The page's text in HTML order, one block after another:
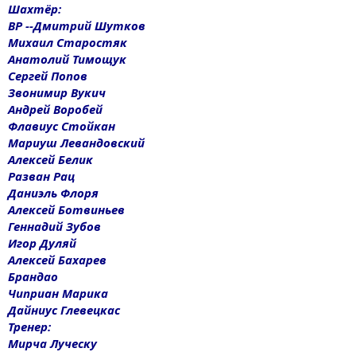
Шахтёр:
ВР --Дмитрий Шутков
Михаил Старостяк
Анатолий Тимощук
Сергей Попов
Звонимир Вукич
Андрей Воробей
Флавиус Стойкан
Мариуш Левандовский
Алексей Белик
Разван Рац
Даниэль Флоря
Алексей Ботвиньев
Геннадий Зубов
Игор Дуляй
Алексей Бахарев
Брандао
Чиприан Марика
Дайниус Глевецкас
Тренер:
Мирча Луческу